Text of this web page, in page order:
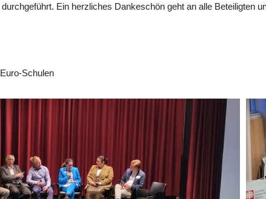
Ein herzliches Dankeschön geht an alle Beteiligten
Schulen